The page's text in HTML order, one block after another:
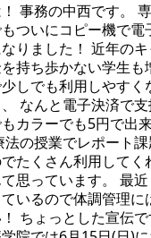
事務の中西です。
ついにコピー機で電
りました！ 近年の
持ち歩かない学生も
しでも利用しやすく
なんと電子決済で
カラーでも5円で出
法の授業でレポート
たくさん利用してく
思っています。 最
いるので体調管理に
ちょっとした宣伝